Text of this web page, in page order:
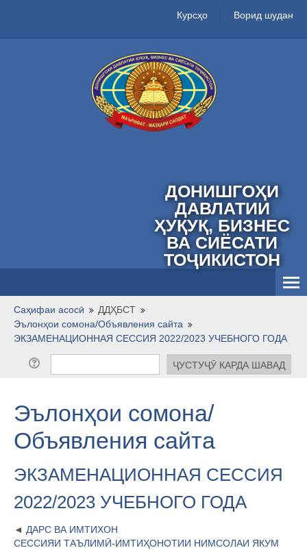
Курсҳо Ворид шудан
ДОНИШГОҲИ
ДАВЛАТИИ
ҲУҚУҚ, БИЗНЕС
ВА СИЁСАТИ
ТОҶИКИСТОН
Тоҷикӣ ‎(tj)‎
Саҳифаи асосӣ
ДДҲБСТ
Эълонҳои сомона/Объявления сайта
ЭКЗАМЕНАЦИОННАЯ СЕССИЯ 2022/2023 УЧЕБНОГО ГОДА
Эълонҳои сомона/
Объявления сайта
ЭКЗАМЕНАЦИОННАЯ СЕССИЯ
2022/2023 УЧЕБНОГО ГОДА
ДАРС ВА ИМТИХОН
СЕССИЯИ ТАЪЛИМӢ-ИМТИҲОНОТИИ НИМСОЛАИ ЯКУМ